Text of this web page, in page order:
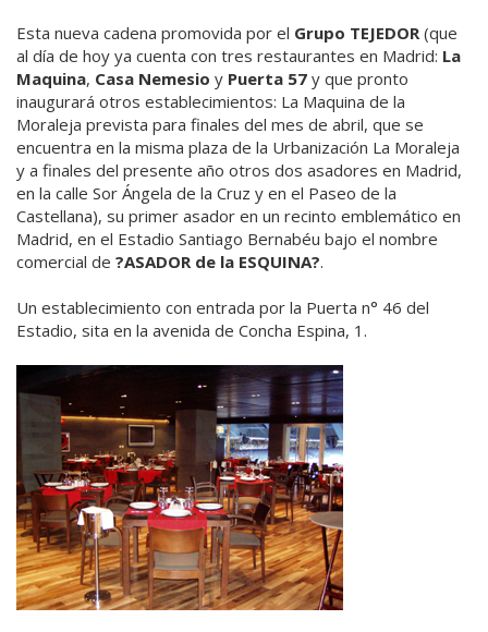
Esta nueva cadena promovida por el Grupo TEJEDOR(que
al día de hoy ya cuenta con tres restaurantes en Madrid: La
Maquina, Casa Nemesio y Puerta 57 y que pronto
inaugurará otros establecimientos: La Maquina de la
Moraleja prevista para finales del mes de abril, que se
encuentra en la misma plaza de la Urbanización La Moraleja
y a finales del presente año otros dos asadores en Madrid,
en la calle Sor Ángela de la Cruz y en el Paseo de la
Castellana), su primer asador en un recinto emblemático en
Madrid, en el Estadio Santiago Bernabéu bajo el nombre
comercial de ?ASADOR de la ESQUINA?.
Un establecimiento con entrada por la Puerta n° 46 del
Estadio, sita en la avenida de Concha Espina, 1.